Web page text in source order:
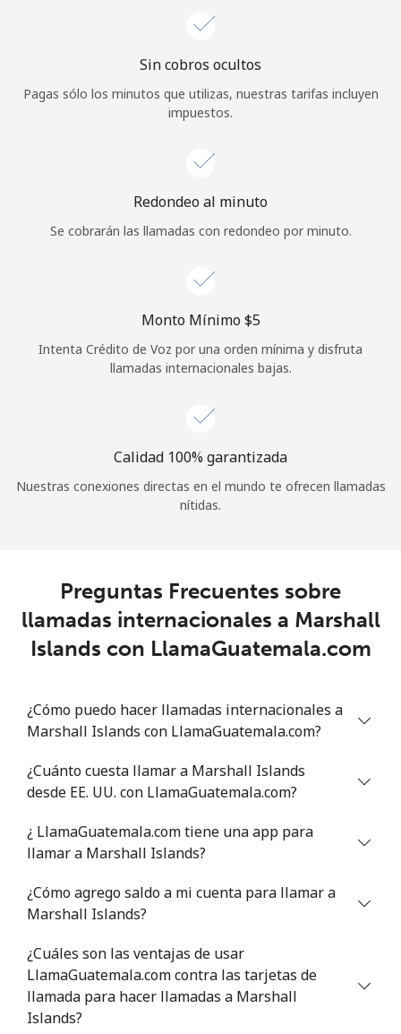
¡Hola!
Inicia sesión oREGÍSTRATE →
¿Olvidaste tu contraseña? →
Continuar con
Sin cobros ocultos
Pagas sólo los minutos que utilizas, nuestras tarifas incluyen
impuestos.
Redondeo al minuto
Se cobrarán las llamadas con redondeo por minuto.
Monto Mínimo ⁦$5⁩
Intenta Crédito de Voz por una orden mínima y disfruta
llamadas internacionales bajas.
Calidad 100% garantizada
Nuestras conexiones directas en el mundo te ofrecen llamadas
nítidas.
Preguntas Frecuentes sobre
llamadas internacionales a Marshall
Islands con LlamaGuatemala.com
¿Cómo puedo hacer llamadas internacionales a
Marshall Islands con LlamaGuatemala.com?
¿Cuánto cuesta llamar a Marshall Islands
desde EE. UU. con LlamaGuatemala.com?
¿ LlamaGuatemala.com tiene una app para
llamar a Marshall Islands?
¿Cómo agrego saldo a mi cuenta para llamar a
Marshall Islands?
¿Cuáles son las ventajas de usar
LlamaGuatemala.com contra las tarjetas de
llamada para hacer llamadas a Marshall
Islands?